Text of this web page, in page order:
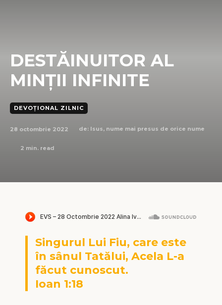
DESTĂINUITOR AL
MINȚII INFINITE
DEVOȚIONAL ZILNIC
28 octombrie 2022 de: Isus, nume mai presus de orice nume
2 min. read
Singurul Lui Fiu, care este
în sânul Tatălui, Acela L-a
făcut cunoscut.
Ioan 1:18